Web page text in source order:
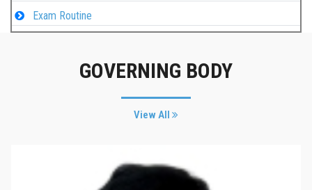
Exam Routine
GOVERNING BODY
View All